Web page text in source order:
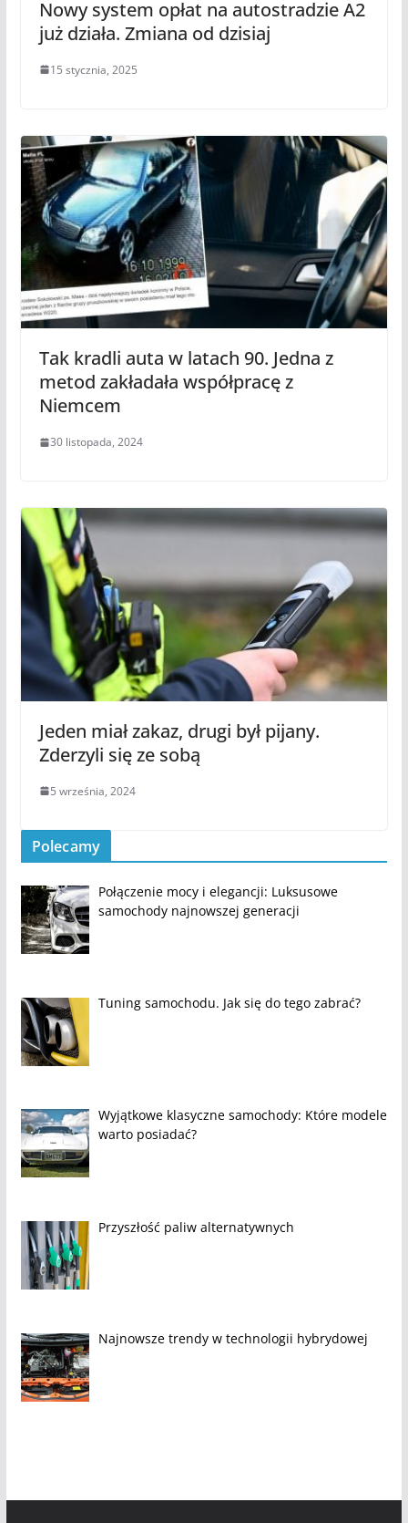
Nowy system opłat na autostradzie A2
już działa. Zmiana od dzisiaj
15 stycznia, 2025
Tak kradli auta w latach 90. Jedna z
metod zakładała współpracę z
Niemcem
30 listopada, 2024
Jeden miał zakaz, drugi był pijany.
Zderzyli się ze sobą
5 września, 2024
Polecamy
Połączenie mocy i elegancji: Luksusowe
samochody najnowszej generacji
Tuning samochodu. Jak się do tego zabrać?
Wyjątkowe klasyczne samochody: Które modele
warto posiadać?
Przyszłość paliw alternatywnych
Najnowsze trendy w technologii hybrydowej